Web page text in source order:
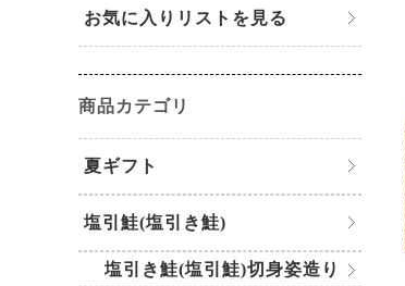
お気に入りリストを見る
商品カテゴリ
夏ギフト
塩引鮭(塩引き鮭)
塩引き鮭(塩引鮭)切身姿造り